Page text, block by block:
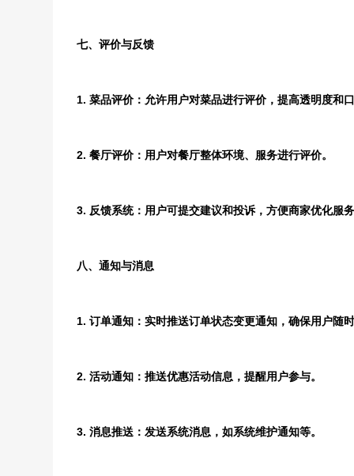
七、评价与反馈
1. 菜品评价：允许用户对菜品进行评价，提高透明度和口
2. 餐厅评价：用户对餐厅整体环境、服务进行评价。
3. 反馈系统：用户可提交建议和投诉，方便商家优化服务
八、通知与消息
1. 订单通知：实时推送订单状态变更通知，确保用户随时
2. 活动通知：推送优惠活动信息，提醒用户参与。
3. 消息推送：发送系统消息，如系统维护通知等。